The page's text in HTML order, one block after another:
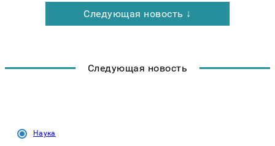
Следующая новость ↓
Следующая новость
Наука